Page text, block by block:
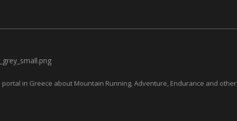
portal in Greece about Mountain Running, Adventure, Endurance and other